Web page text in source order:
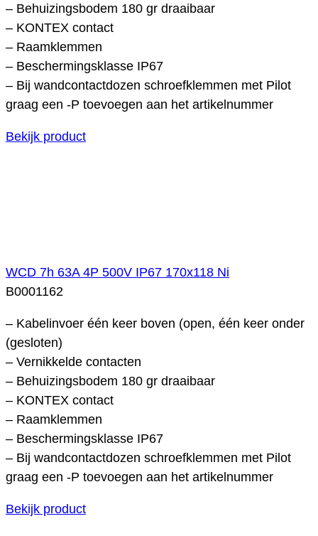
– Behuizingsbodem 180 gr draaibaar
– KONTEX contact
– Raamklemmen
– Beschermingsklasse IP67
– Bij wandcontactdozen schroefklemmen met Pilot
graag een -P toevoegen aan het artikelnummer
Bekijk product
WCD 7h 63A 4P 500V IP67 170x118 Ni
B0001162
– Kabelinvoer één keer boven (open, één keer onder
(gesloten)
– Vernikkelde contacten
– Behuizingsbodem 180 gr draaibaar
– KONTEX contact
– Raamklemmen
– Beschermingsklasse IP67
– Bij wandcontactdozen schroefklemmen met Pilot
graag een -P toevoegen aan het artikelnummer
Bekijk product